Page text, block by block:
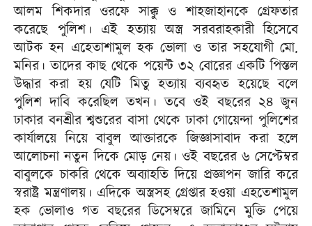
আলম শিকদার ওরফে সাক্কু ও শাহজাহানকে গ্রেফতার
করেছে পুলিশ। এই হত্যায় অস্ত্র সরবরাহকারী হিসেবে
আটক হন এহেতাশামুল হক ভোলা ও তার সহযোগী মো.
মনির। তাদের কাছ থেকে পয়েন্ট ৩২ বোরের একটি পিস্তল
উদ্ধার করা হয় যেটি মিতু হত্যায় ব্যবহৃত হয়েছে বলে
পুলিশ দাবি করেছিল তখন। তবে ওই বছরের ২৪ জুন
ঢাকার বনশ্রীর শ্বশুরের বাসা থেকে ঢাকা গোয়েন্দা পুলিশের
কার্যালয়ে নিয়ে বাবুল আক্তারকে জিজ্ঞাসাবাদ করা হলে
আলোচনা নতুন দিকে মোড় নেয়। ওই বছরের ৬ সেপ্টেম্বর
বাবুলকে চাকরি থেকে অব্যাহতি দিয়ে প্রজ্ঞাপন জারি করে
স্বরাষ্ট্র মন্ত্রণালয়। এদিকে অস্ত্রসহ গ্রেপ্তার হওয়া এহতেশামুল
হক ভোলাও গত বছরের ডিসেম্বরে জামিনে মুক্তি পেয়ে